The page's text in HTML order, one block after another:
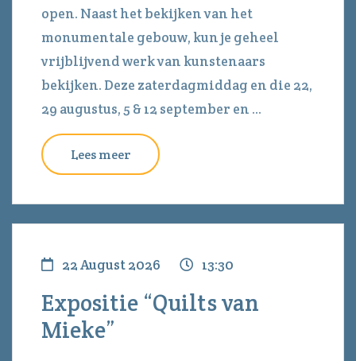
open. Naast het bekijken van het
monumentale gebouw, kun je geheel
vrijblijvend werk van kunstenaars
bekijken. Deze zaterdagmiddag en die 22,
29 augustus, 5 & 12 september en ...
Lees meer
22 August 2026 13:30
Expositie “Quilts van
Mieke”